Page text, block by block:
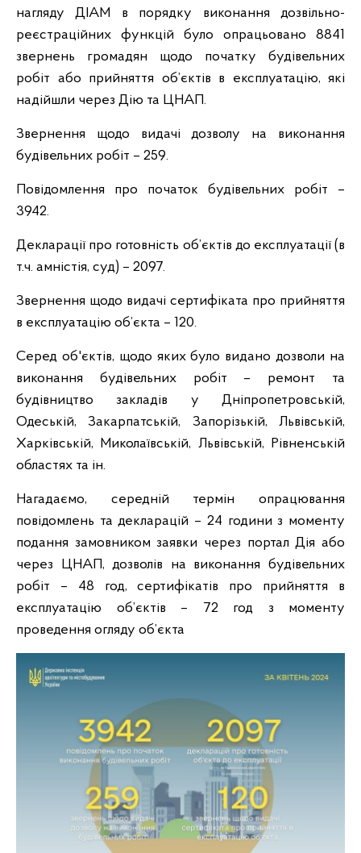
нагляду ДІАМ в порядку виконання дозвільно-
реєстраційних функцій було опрацьовано 8841
звернень громадян щодо початку будівельних
робіт або прийняття об’єктів в експлуатацію, які
надійшли через Дію та ЦНАП.
Звернення щодо видачі дозволу на виконання
будівельних робіт – 259.
Повідомлення про початок будівельних робіт –
3942.
Декларації про готовність об’єктів до експлуатації (в
т.ч. амністія, суд) – 2097.
Звернення щодо видачі сертифіката про прийняття
в експлуатацію об’єкта – 120.
Серед об'єктів, щодо яких було видано дозволи на
виконання будівельних робіт – ремонт та
будівництво закладів у Дніпропетровській,
Одеській, Закарпатській, Запорізькій, Львівській,
Харківській, Миколаївській, Львівській, Рівненській
областях та ін.
Нагадаємо, середній термін опрацювання
повідомлень та декларацій – 24 години з моменту
подання замовником заявки через портал Дія або
через ЦНАП, дозволів на виконання будівельних
робіт – 48 год, сертифікатів про прийняття в
експлуатацію об’єктів – 72 год з моменту
проведення огляду об’єкта